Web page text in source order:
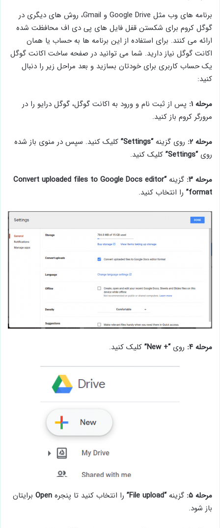
برنامه های وب مثل Google Drive و Gmail، روش های دیگری در
گوگل کروم برای شکستن قفل فایل های پی دی اف محافظت شده
ارائه می کنند. برای استفاده از این برنامه ها به حساب یا همان
اکانت گوگل نیاز دارید. شما می توانید در صفحه ساخت اکانت گوگل
یک حساب کاربری برای خودتان بسازید و بعد مراحل زیر را دنبال
کنید:
مرحله ۱:
پس از ثبت نام و ورود به اکانت گوگل، گوگل درایو را در
مرورگر کروم باز کنید.
مرحله ۲: روی گزینه“Settings”
کلیک کنید. سپس در منوی باز شده
روی“Settings” کلیک کنید.
مرحله ۳: گزینه “Convert uploaded files to Google Docs editor
format” را انتخاب کنید.
مرحله ۴: روی “+ New” کلیک کنید.
مرحله ۵: گزینه“File upload” را انتخاب کنید تا پنجره Open برایتان
باز شود.